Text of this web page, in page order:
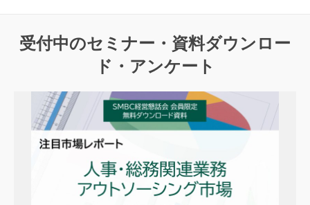
受付中のセミナー・資料ダウンロー
ド・アンケート